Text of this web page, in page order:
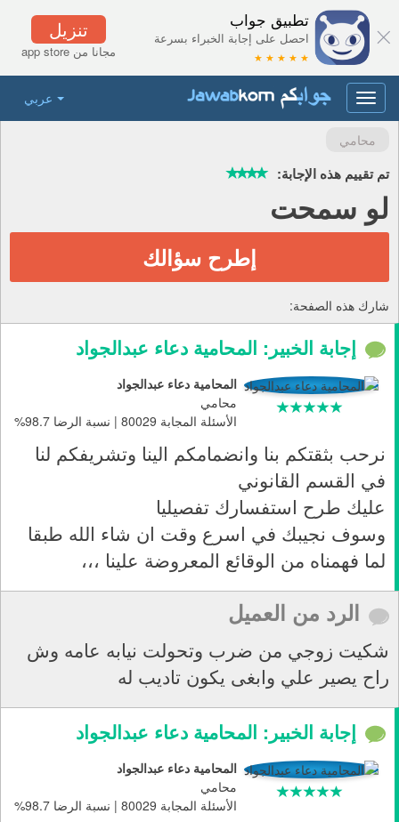
تنزيل
مجانا من app store
تطبيق جواب
احصل على إجابة الخبراء بسرعة
★ ★ ★ ★ ★
عربي
Toggle
navigation
محامي
تم تقييم هذه الإجابة:
لو سمحت
إطرح سؤالك
شارك هذه الصفحة:
إجابة الخبير: المحامية دعاء عبدالجواد
المحامية دعاء عبدالجواد
محامي
الأسئلة المجابة 80029 | نسبة الرضا 98.7%
نرحب بثقتكم بنا وانضمامكم الينا وتشريفكم لنا
في القسم القانوني
عليك طرح استفسارك تفصيليا
وسوف نجيبك في اسرع وقت ان شاء الله طبقا
لما فهمناه من الوقائع المعروضة علينا ،،،
الرد من العميل
شكيت زوجي من ضرب وتحولت نيابه عامه وش
راح يصير علي وابغى يكون تاديب له
إجابة الخبير: المحامية دعاء عبدالجواد
المحامية دعاء عبدالجواد
محامي
الأسئلة المجابة 80029 | نسبة الرضا 98.7%